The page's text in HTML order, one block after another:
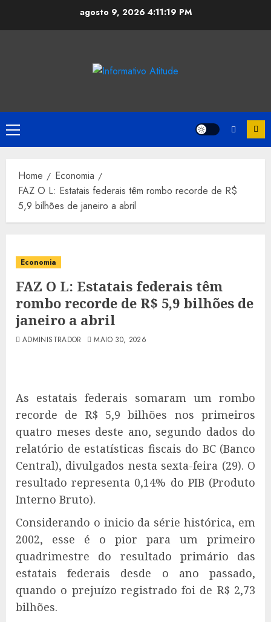
agosto 9, 2026 4:11:20 PM
Primary
Menu
Home
Economia
FAZ O L: Estatais federais têm rombo recorde de R$
5,9 bilhões de janeiro a abril
Economia
FAZ O L: Estatais federais têm
rombo recorde de R$ 5,9 bilhões de
janeiro a abril
ADMINISTRADOR MAIO 30, 2026
As estatais federais somaram um rombo
recorde de R$ 5,9 bilhões nos primeiros
quatro meses deste ano, segundo dados do
relatório de estatísticas fiscais do BC (Banco
Central), divulgados nesta sexta-feira (29). O
resultado representa 0,14% do PIB (Produto
Interno Bruto).
Considerando o inicio da série histórica, em
2002, esse é o pior para um primeiro
quadrimestre do resultado primário das
estatais federais desde o ano passado,
quando o prejuízo registrado foi de R$ 2,73
bilhões.